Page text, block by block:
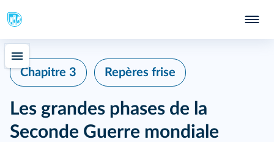
Chapitre 3 Repères frise
Les grandes phases de la
Seconde Guerre mondiale